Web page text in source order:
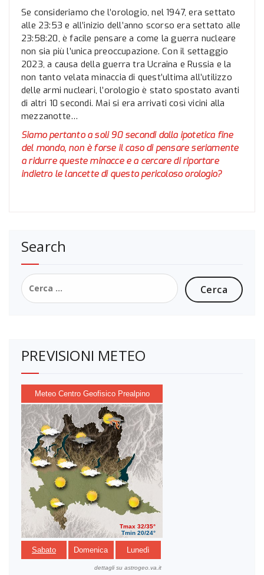
Se consideriamo che l’orologio, nel 1947, era settato
alle 23:53 e all’inizio dell’anno scorso era settato alle
23:58:20, è facile pensare a come la guerra nucleare
non sia più l’unica preoccupazione. Con il settaggio
2023, a causa della guerra tra Ucraina e Russia e la
non tanto velata minaccia di quest’ultima all’utilizzo
delle armi nucleari, l’orologio è stato spostato avanti
di altri 10 secondi. Mai si era arrivati così vicini alla
mezzanotte…
Siamo pertanto a soli 90 secondi dalla ipotetica fine
del mondo, non è forse il caso di pensare seriamente
a ridurre queste minacce e a cercare di riportare
indietro le lancette di questo pericoloso orologio?
Search
Ricerca
per:
PREVISIONI METEO